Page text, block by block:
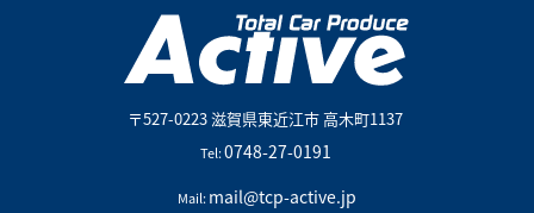
〒527-0223滋賀県東近江市高木町1137
Tel:0748-27-0191
Mail:mail@tcp-active.jp